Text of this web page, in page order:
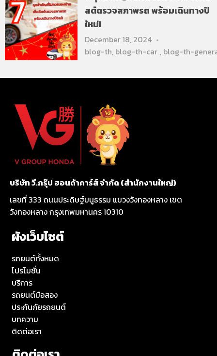
สต์ตรวจสภาพรถ พร้อมเดินทางปี
ใหม่!
December 18, 2024
blog-th, blog-th-car , blog-th-
บริษัท วี.กรุ๊ป ฮอนด้าคาร์ส์ จำกัด (สำนักงานใหญ่)
เลขที่ 333 ถนนประดิษฐ์มนูธรรม แขวงวังทองหลาง เขต
วังทองหลาง กรุงเทพมหานคร 10310
ผังเว็บไซต์
รถยนต์ทั้งหมด
โปรโมชั่น
บริการ
รถยนต์มือสอง
ประกันภัยรถยนต์
บทความ
ติดต่อเรา